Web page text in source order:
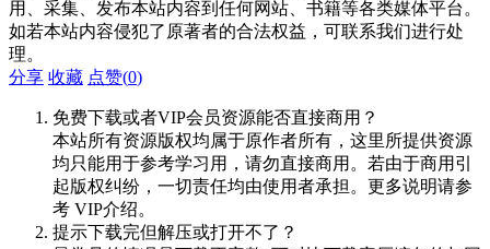
用、采集、发布本站内容到任何网站、书籍等各类媒体平台。
如若本站内容侵犯了原著者的合法权益，可联系我们进行处
理。
分享 收藏 点赞(0)
免费下载或者VIP会员资源能否直接商用？
本站所有资源版权均属于原作者所有，这里所提供资源
均只能用于参考学习用，请勿直接商用。若由于商用引
起版权纠纷，一切责任均由使用者承担。更多说明请参
考 VIP介绍。
提示下载完但解压或打开不了？